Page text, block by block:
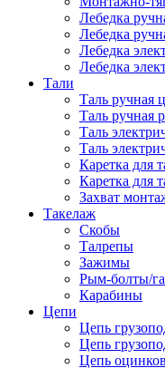
Лебедка
Лебедка
Лебедка
Лебедка
Тали
Таль ручная
Таль ручная
Таль
Таль
Каретка для
Каретка для
Захват
Такелаж
Скобы
Талрепы
Зажимы
Рым-болты/
Карабины
Цепи
Цепь
Цепь
Цепь